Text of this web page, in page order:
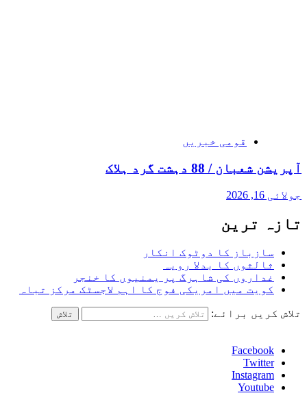
قومی خبریں
آپریشن شعبان / 88 دہشت گرد ہلاک
جولائی 16, 2026
تازہ ترین
سازباز کا دوٹوک انکار
ثالثوں کا بدلا رویہ
غداروں کی شاہرگ پر یمنیوں کا خنجر
کویت میں امریکی فوج کا اہم لاجسٹک مرکز تباہ
تلاش کریں برائے:
Facebook
Twitter
Instagram
Youtube